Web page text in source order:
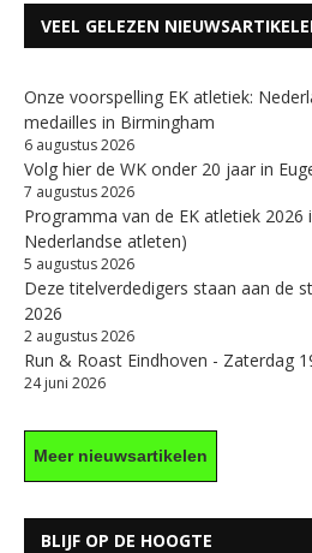
VEEL GELEZEN
Onze voorspelling EK atletiek:
medailles in Birmingham
6 augustus 2026
Volg hier de WK onder 20 jaar in
7 augustus 2026
Programma van de EK atletiek
Nederlandse atleten)
5 augustus 2026
Deze titelverdedigers staan aan de
2026
2 augustus 2026
Run & Roast Eindhoven - Zaterdag
24 juni 2026
Meer nieuwsartikelen
BLIJF OP DE HOOGTE